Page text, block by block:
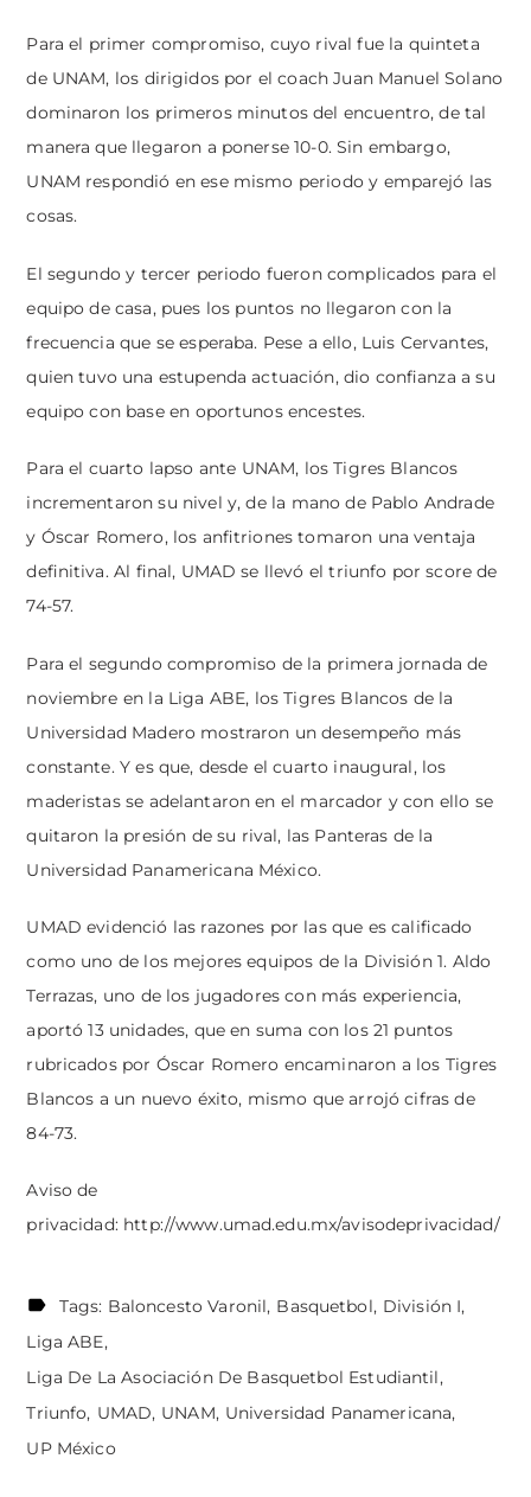
Para el primer compromiso, cuyo rival fue la quinteta
de UNAM, los dirigidos por el coach Juan Manuel Solano
dominaron los primeros minutos del encuentro, de tal
manera que llegaron a ponerse 10-0. Sin embargo,
UNAM respondió en ese mismo periodo y emparejó las
cosas.
El segundo y tercer periodo fueron complicados para el
equipo de casa, pues los puntos no llegaron con la
frecuencia que se esperaba. Pese a ello, Luis Cervantes,
quien tuvo una estupenda actuación, dio confianza a su
equipo con base en oportunos encestes.
Para el cuarto lapso ante UNAM, los Tigres Blancos
incrementaron su nivel y, de la mano de Pablo Andrade
y Óscar Romero, los anfitriones tomaron una ventaja
definitiva. Al final, UMAD se llevó el triunfo por score de
74-57.
Para el segundo compromiso de la primera jornada de
noviembre en la Liga ABE, los Tigres Blancos de la
Universidad Madero mostraron un desempeño más
constante. Y es que, desde el cuarto inaugural, los
maderistas se adelantaron en el marcador y con ello se
quitaron la presión de su rival, las Panteras de la
Universidad Panamericana México.
UMAD evidenció las razones por las que es calificado
como uno de los mejores equipos de la División 1. Aldo
Terrazas, uno de los jugadores con más experiencia,
aportó 13 unidades, que en suma con los 21 puntos
rubricados por Óscar Romero encaminaron a los Tigres
Blancos a un nuevo éxito, mismo que arrojó cifras de
84-73.
Aviso de
privacidad: http://www.umad.edu.mx/avisodeprivacidad/
Tags: Baloncesto Varonil Basquetbol
División I
Liga ABE
Liga De La Asociación De Basquetbol Estudiantil
Triunfo
UMAD UNAM
Universidad Panamericana
UP México